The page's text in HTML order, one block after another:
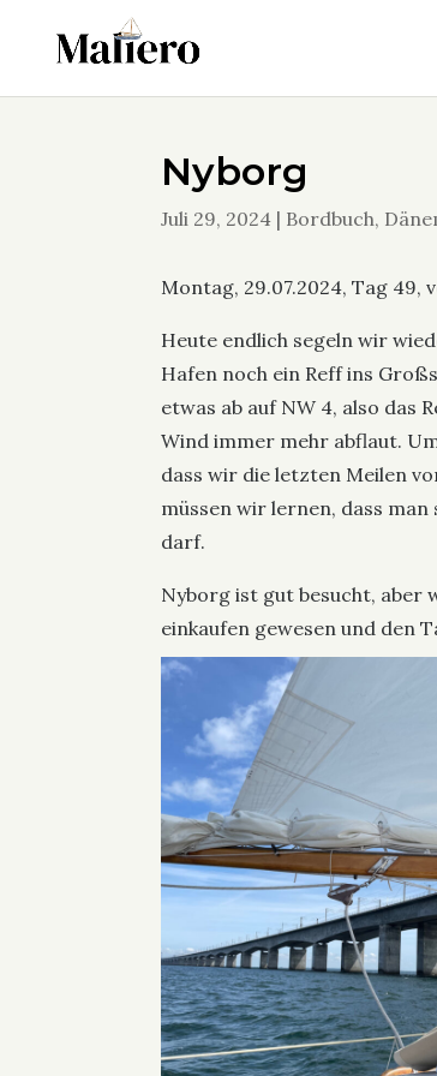
Nyborg
Juli 29, 2024 | Bordbuch,
Montag, 29.07.2024, Tag 49,
Heute endlich segeln wir
Hafen noch ein Reff ins
etwas ab auf NW 4, also das
Wind immer mehr abflaut.
dass wir die letzten Meilen
müssen wir lernen, dass
darf.
Nyborg ist gut besucht, aber
einkaufen gewesen und den